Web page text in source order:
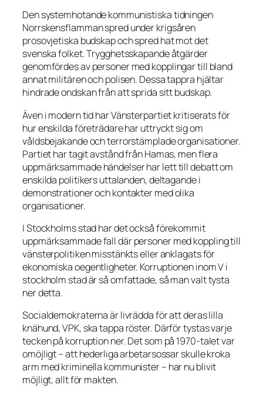
Den systemhotande kommunistiska tidningen
Norrskensflamman spred under krigsåren
prosovjetiska budskap och spred hat mot det
svenska folket. Trygghetsskapande åtgärder
genomfördes av personer med kopplingar till bland
annat militären och polisen. Dessa tappra hjältar
hindrade ondskan från att sprida sitt budskap.
Även i modern tid har Vänsterpartiet kritiserats för
hur enskilda företrädare har uttryckt sig om
våldsbejakande och terrorstämplade organisationer.
Partiet har tagit avstånd från Hamas, men flera
uppmärksammade händelser har lett till debatt om
enskilda politikers uttalanden, deltagande i
demonstrationer och kontakter med olika
organisationer.
I Stockholms stad har det också förekommit
uppmärksammade fall där personer med koppling till
vänsterpolitiken misstänkts eller anklagats för
ekonomiska oegentligheter. Korruptionen inom V i
stockholm stad är så omfattade, så man valt tysta
ner detta.
Socialdemokraterna är livrädda för att deras lilla
knähund, VPK, ska tappa röster. Därför tystas varje
tecken på korruption ner. Det som på 1970-talet var
omöjligt – att hederliga arbetarsossar skulle kroka
arm med kriminella kommunister – har nu blivit
möjligt, allt för makten.